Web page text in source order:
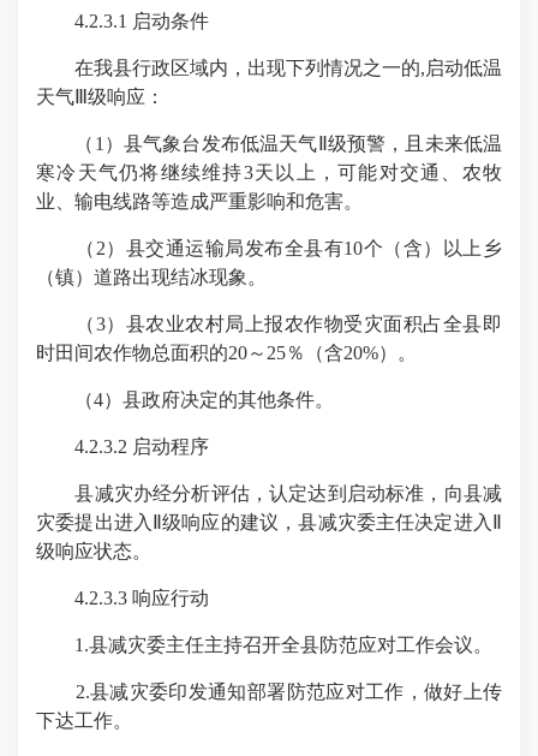
4.2.3.1 启动条件
在我县行政区域内，出现下列情况之一的,启动低温
天气Ⅲ级响应：
（1）县气象台发布低温天气Ⅱ级预警，且未来低温
寒冷天气仍将继续维持3天以上，可能对交通、农牧
业、输电线路等造成严重影响和危害。
（2）县交通运输局发布全县有10个（含）以上乡
（镇）道路出现结冰现象。
（3）县农业农村局上报农作物受灾面积占全县即
时田间农作物总面积的20～25％（含20%）。
（4）县政府决定的其他条件。
4.2.3.2 启动程序
县减灾办经分析评估，认定达到启动标准，向县减
灾委提出进入Ⅱ级响应的建议，县减灾委主任决定进入Ⅱ
级响应状态。
4.2.3.3 响应行动
1.县减灾委主任主持召开全县防范应对工作会议。
2.县减灾委印发通知部署防范应对工作，做好上传
下达工作。